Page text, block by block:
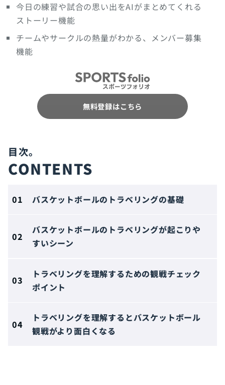
今日の練習や試合の思い出をAIがまとめてくれる
ストーリー機能
チームやサークルの熱量がわかる、メンバー募集
機能
無料登録はこちら
CONTENTS
バスケットボールのトラベリングの基礎
バスケットボールのトラベリングが起こりや
すいシーン
トラベリングを理解するための観戦チェック
ポイント
トラベリングを理解するとバスケットボール
観戦がより面白くなる